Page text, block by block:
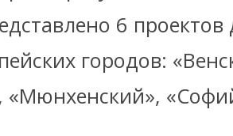
6
городов:
«Мюнхенский»,